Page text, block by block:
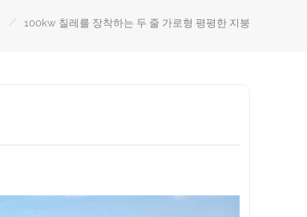
/ 100kw 칠레를 장착하는 두 줄 가로형 평평한 지붕